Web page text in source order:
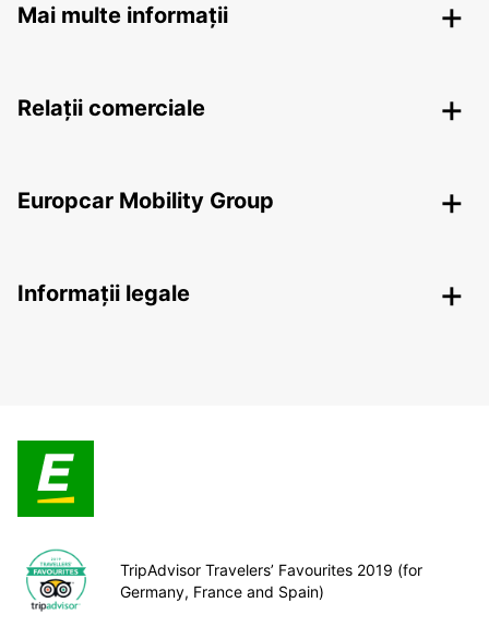
Mai multe informații
Relații comerciale
Europcar Mobility Group
Informații legale
TripAdvisor Travelers’ Favourites 2019 (for
Germany, France and Spain)